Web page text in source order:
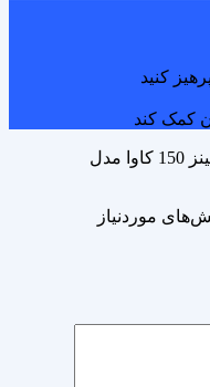
کنید
کمک کند
Be the first to review “دیزل ژنراتور کامینز 150 کاوا مدل
موردنیاز